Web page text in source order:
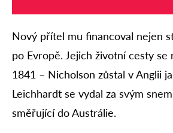
Nový přítel mu financoval nejen
po Evropě. Jejich životní cesty se
1841 – Nicholson zůstal v Anglii
Leichhardt se vydal za svým
směřující do Austrálie.